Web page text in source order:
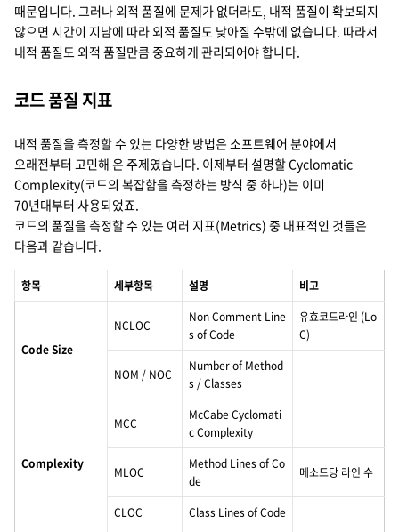
때문입니다. 그러나 외적 품질에 문제가 없더라도, 내적 품질이 확보되지
않으면 시간이 지남에 따라 외적 품질도 낮아질 수밖에 없습니다. 따라서
내적 품질도 외적 품질만큼 중요하게 관리되어야 합니다.
코드 품질 지표
내적 품질을 측정할 수 있는 다양한 방법은 소프트웨어 분야에서
오래전부터 고민해 온 주제였습니다. 이제부터 설명할 Cyclomatic
Complexity(코드의 복잡함을 측정하는 방식 중 하나)는 이미
70년대부터 사용되었죠.
코드의 품질을 측정할 수 있는 여러 지표(Metrics) 중 대표적인 것들은
다음과 같습니다.
항목 세부항목 설명 비고
Code Size
NCLOC
Non Comment Line
s of Code
유효코드라인 (Lo
C)
NOM / NOC
Number of Method
s / Classes
Complexity
MCC
McCabe Cyclomati
c Complexity
MLOC
Method Lines of Co
de
메소드당 라인 수
CLOC Class Lines of Code